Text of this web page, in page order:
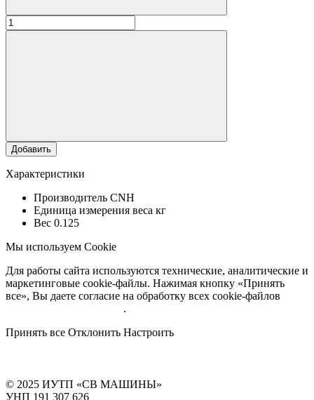
Добавить
Характеристики
Производитель CNH
Единица измерения веса кг
Вес 0.125
Мы используем Cookie
Для работы сайта используются технические, аналитические и
маркетинговые cookie-файлы. Нажимая кнопку «Принять
все», Вы даете согласие на обработку всех cookie-файлов
.
Принять все Отклонить Настроить
© 2025 ИУТП «СВ МАШИНЫ»
УНП 191 307 626